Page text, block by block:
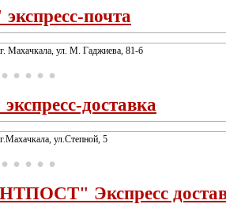
почта
г. Махачкала, ул. М. Гаджиева, 81-б
доставка
г.Махачкала, ул.Степной, 5
Экспресс